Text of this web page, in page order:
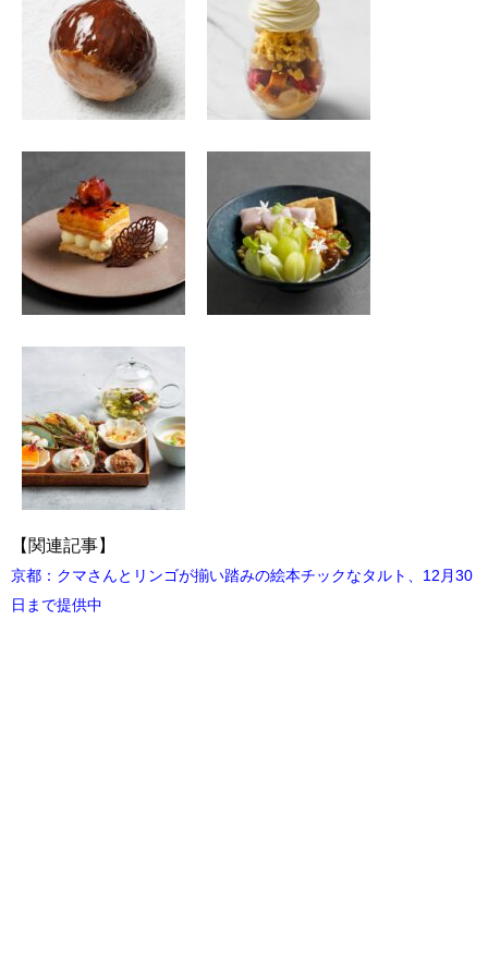
【関連記事】
京都：クマさんとリンゴが揃い踏みの絵本チックなタルト、12月30
日まで提供中